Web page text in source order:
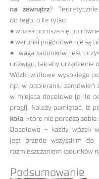
na zewnątrz?
do tego, o ile tylko:
● wózek porusza się po
● warunki pogodowe nie są
● waga ładunków jest
udźwigu, tak aby urządzenie
Wózki widłowe wysokiego
np. w pobieraniu zamówień
w miejsca docelowe (o ile
progi). Należy pamiętać, iż
koła, które nie poradzą sobie
Docelowo – każdy wózek
jest przede wszystkim do
rozmieszczaniem ładunków
Podsumowanie